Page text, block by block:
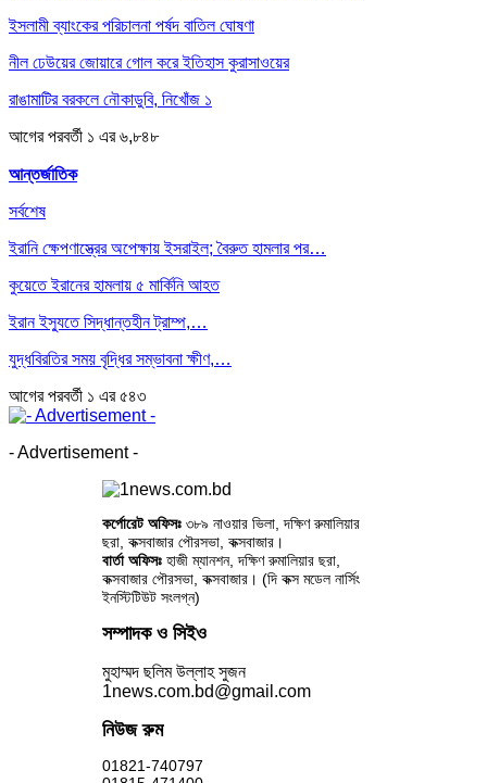
ইসলামী ব্যাংকের পরিচালনা পর্ষদ বাতিল ঘোষণা
নীল ঢেউয়ের জোয়ারে গোল করে ইতিহাস কুরাসাওয়ের
রাঙামাটির বরকলে নৌকাডুবি, নিখোঁজ ১
আগেরপরবর্তী ১ এর ৬,৮৪৮
আন্তর্জাতিক
সর্বশেষ
ইরানি ক্ষেপণাস্ত্রের অপেক্ষায় ইসরাইল; বৈরুত হামলার পর…
কুয়েতে ইরানের হামলায় ৫ মার্কিনি আহত
ইরান ইস্যুতে সিদ্ধান্তহীন ট্রাম্প,…
যুদ্ধবিরতির সময় বৃদ্ধির সম্ভাবনা ক্ষীণ,…
আগেরপরবর্তী ১ এর ৫৪৩
- Advertisement -
কর্পোরেট অফিসঃ ৩৮৯ নাওয়ার ভিলা, দক্ষিণ রুমালিয়ার
ছরা, কক্সবাজার পৌরসভা, কক্সবাজার।
বার্তা অফিসঃহাজী ম্যানশন, দক্ষিণ রুমালিয়ার ছরা,
কক্সবাজার পৌরসভা, কক্সবাজার। (দি কক্স মডেল নার্সিং
ইনস্টিটিউট সংলগ্ন)
সম্পাদক ও সিইও
মুহাম্মদ ছলিম উল্লাহ সুজন
1news.com.bd@gmail.com
নিউজ রুম
01821-740797